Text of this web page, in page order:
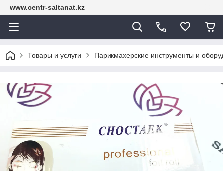
www.centr-saltanat.kz
Товары и услуги Парикмахерские инструменты и